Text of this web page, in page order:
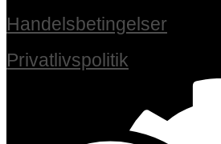
Handelsbetingelser
Privatlivspolitik